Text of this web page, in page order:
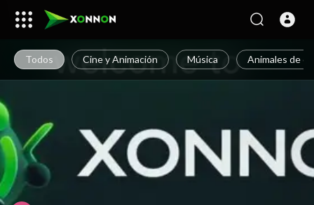
Todos Cine y Animación Música Animales de